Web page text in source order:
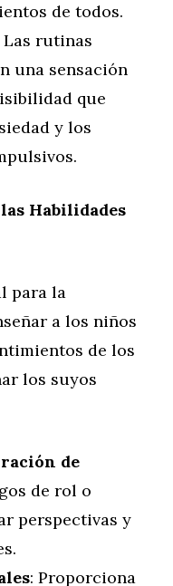
de todos.
Las rutinas
una sensación
que
y los
Habilidades
para la
a los niños
de los
los suyos
de
de rol o
perspectivas y
: Proporciona